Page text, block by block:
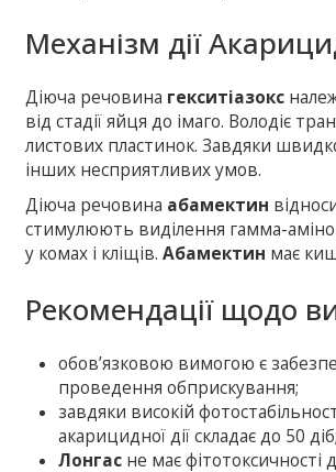
Механізм дії
Діюча речовина гекситіазокс
від стадії яйця до імаго. Володіє
листових пластинок. Завдяки
інших несприятливих умов.
Діюча речовина абамектин
стимулюють виділення гамма-
у комах і кліщів.Абамектин має
Рекомендації щодо
обов’язковою вимогою є
проведення обприскування;
завдяки високій
акарицидної дії складає до 50 діб;
Лонгас не має фітотоксичності